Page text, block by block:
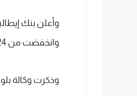
وأعلن بنك
وانخفضت من 3.124 تريليون يورو في نوفمبر الماضي، إلى 3.10 تريليون يورو بحلول ديسمبر.
وذكرت وكالة